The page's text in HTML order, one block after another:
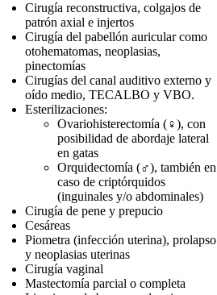
Cirugía reconstructiva, colgajos de
patrón axial e injertos
Cirugía del pabellón auricular como
otohematomas, neoplasias,
pinectomías
Cirugías del canal auditivo externo y
oído medio, TECALBO y VBO.
Esterilizaciones:
Ovariohisterectomía (♀), con
posibilidad de abordaje lateral
en gatas
Orquidectomía (♂), también en
caso de criptórquidos
(inguinales y/o abdominales)
Cirugía de pene y prepucio
Cesáreas
Piometra (infección uterina), prolapso
y neoplasias uterinas
Cirugía vaginal
Mastectomía parcial o completa